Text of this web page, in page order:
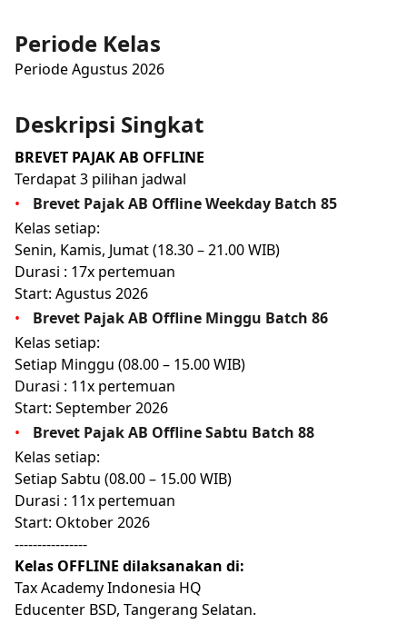
Periode Kelas
Periode Agustus 2026
Deskripsi Singkat
BREVET PAJAK AB OFFLINE
Terdapat 3 pilihan jadwal
Brevet Pajak AB Offline Weekday Batch 85
Kelas setiap:
Senin, Kamis, Jumat (18.30 – 21.00 WIB)
Durasi : 17x pertemuan
Start: Agustus 2026
Brevet Pajak AB Offline Minggu Batch 86
Kelas setiap:
Setiap Minggu (08.00 – 15.00 WIB)
Durasi : 11x pertemuan
Start: September 2026
Brevet Pajak AB Offline Sabtu Batch 88
Kelas setiap:
Setiap Sabtu (08.00 – 15.00 WIB)
Durasi : 11x pertemuan
Start: Oktober 2026
----------------
Kelas OFFLINE dilaksanakan di:
Tax Academy Indonesia HQ
Educenter BSD, Tangerang Selatan.